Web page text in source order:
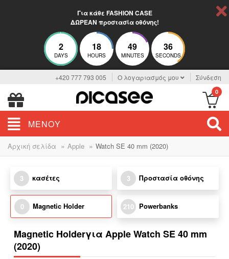
Για κάθε FASHION CASE
ΔΩΡΕΑΝ προστασία οθόνης!
2
DAYS
18
HOURS
49
MINUTES
36
SECONDS
+420 777 793 005 Ο λογαριασμός μου Σύνδεση
0
ΜΕΝΟΎ
Αρχική σελίδα » Apple » Watch SE 40 mm (2020)
3 κασέτες 3 Προστασία οθόνης
0 Magnetic Holder 210 Powerbanks
Magnetic Holderγια Apple Watch SE 40 mm
(2020)